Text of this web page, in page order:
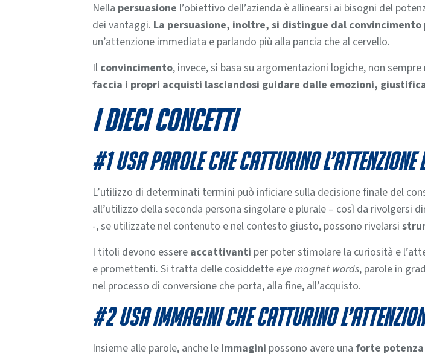
Nella persuasione l’obiettivo dell’azienda è allinearsi ai bisogni del
dei vantaggi. La persuasione, inoltre, si distingue dal convincimento
un’attenzione immediata e parlando più alla pancia che al cervello.
Il convincimento, invece, si basa su argomentazioni logiche, non
faccia i propri acquisti lasciandosi guidare dalle emozioni,
I dieci concetti
#1 Usa parole che catturino l’attenzione
L’utilizzo di determinati termini può inficiare sulla decisione finale del
all’utilizzo della seconda persona singolare e plurale – così da rivolgersi
-, se utilizzate nel contenuto e nel contesto giusto, possono rivelarsi
I titoli devono essere accattivanti per poter stimolare la curiosità e
e promettenti. Si tratta delle cosiddetteeye magnet words, parole in
nel processo di conversione che porta, alla fine, all’acquisto.
#2 Usa immagini che catturino
Insieme alle parole, anche le immagini possono avere una forte